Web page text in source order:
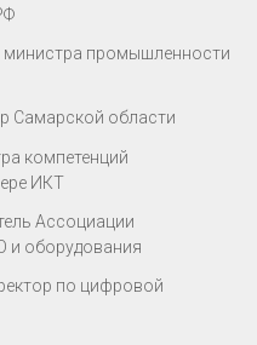
министра промышленности
Самарской области
компетенций
ИКТ
Ассоциации
и оборудования
по цифровой